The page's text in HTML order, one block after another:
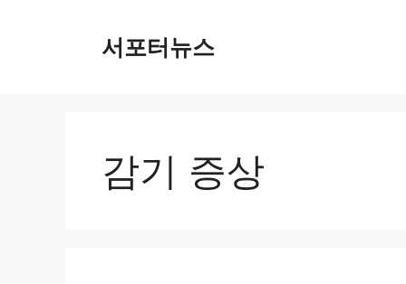
서포터뉴스
감기 증상